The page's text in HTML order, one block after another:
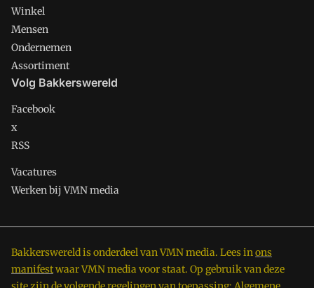
Winkel
Mensen
Ondernemen
Assortiment
Volg Bakkerswereld
Facebook
x
RSS
Vacatures
Werken bij VMN media
Bakkerswereld is onderdeel van VMN media. Lees inons
manifestwaar VMN media voor staat. Op gebruik van deze